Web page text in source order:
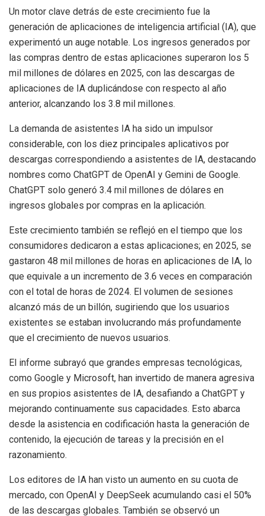
Un motor clave detrás de este crecimiento fue la
generación de aplicaciones de inteligencia artificial (IA), que
experimentó un auge notable. Los ingresos generados por
las compras dentro de estas aplicaciones superaron los 5
mil millones de dólares en 2025, con las descargas de
aplicaciones de IA duplicándose con respecto al año
anterior, alcanzando los 3.8 mil millones.
La demanda de asistentes IA ha sido un impulsor
considerable, con los diez principales aplicativos por
descargas correspondiendo a asistentes de IA, destacando
nombres como ChatGPT de OpenAI y Gemini de Google.
ChatGPT solo generó 3.4 mil millones de dólares en
ingresos globales por compras en la aplicación.
Este crecimiento también se reflejó en el tiempo que los
consumidores dedicaron a estas aplicaciones; en 2025, se
gastaron 48 mil millones de horas en aplicaciones de IA, lo
que equivale a un incremento de 3.6 veces en comparación
con el total de horas de 2024. El volumen de sesiones
alcanzó más de un billón, sugiriendo que los usuarios
existentes se estaban involucrando más profundamente
que el crecimiento de nuevos usuarios.
El informe subrayó que grandes empresas tecnológicas,
como Google y Microsoft, han invertido de manera agresiva
en sus propios asistentes de IA, desafiando a ChatGPT y
mejorando continuamente sus capacidades. Esto abarca
desde la asistencia en codificación hasta la generación de
contenido, la ejecución de tareas y la precisión en el
razonamiento.
Los editores de IA han visto un aumento en su cuota de
mercado, con OpenAI y DeepSeek acumulando casi el 50%
de las descargas globales. También se observó un